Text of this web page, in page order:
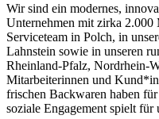
Wir sind ein modernes,
Unternehmen mit zirka 2.000
Serviceteam in Polch, in
Lahnstein sowie in unseren
Rheinland-Pfalz, Nordrhein-
Mitarbeiterinnen und
frischen Backwaren haben
soziale Engagement spielt für